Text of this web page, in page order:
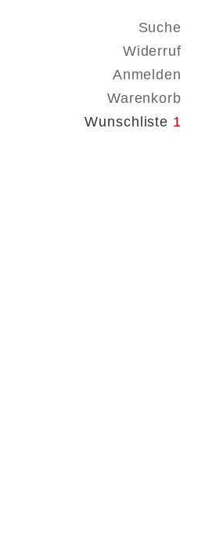
Suche
Widerruf
Anmelden
Warenkorb
Wunschliste 1